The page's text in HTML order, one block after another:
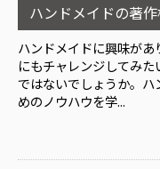
ハンドメイドの著
ハンドメイドに興味が
にもチャレンジしてみ
ではないでしょうか。
めのノウハウを学...